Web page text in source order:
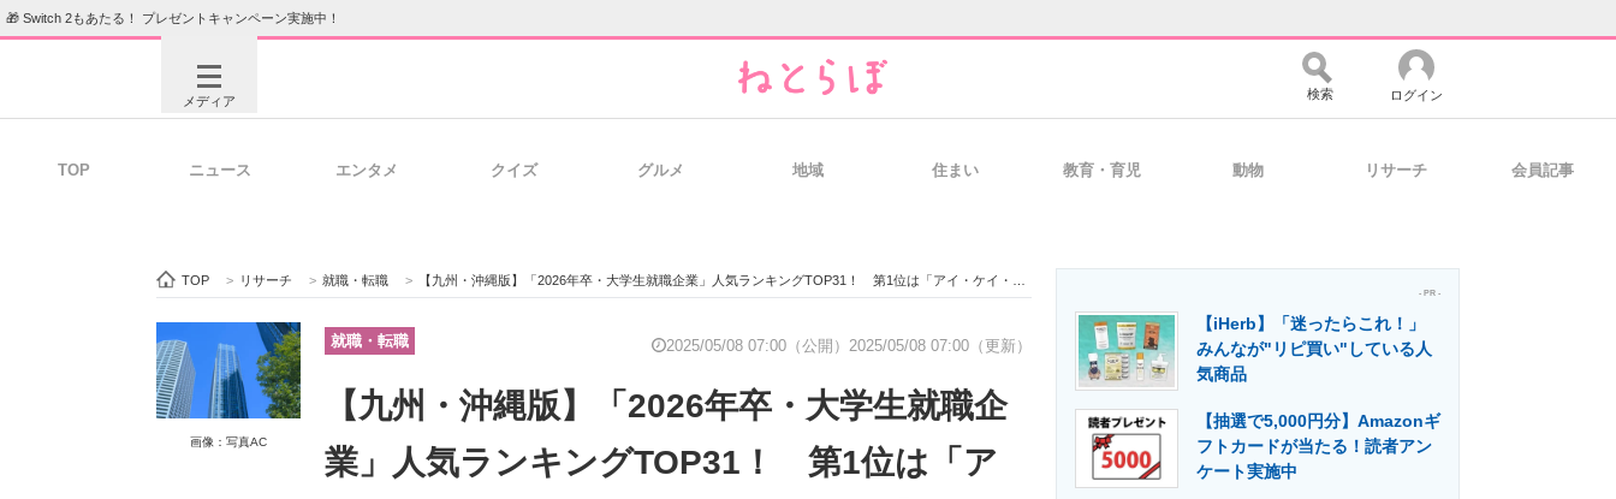
🎁 Switch 2もあたる！ プレゼントキャンペーン実施中！
メディア
ビジネスと働き方のヒント 経営リーダーのコミュニティ マーケ×ITの今がよく分かる
ITエンジニア向け専門サイト 製造業のIT導入・活用を支援
検索 ログイン
TOP ニュース エンタメ クイズ グルメ 地域 住まい 教育・育児 動物 リサーチ 会員記事
TOP > リサーチ > 就職・転職 > 【九州・沖縄版】「2026年卒・大学生就職企業」人気ランキングTOP31！ 第1位は「アイ・ケイ・ケイホールディングス」【2025年最新調査結果】
画像：写真AC
就職・転職 2025/05/08 07:00（公開） 2025/05/08 07:00（更新）
【九州・沖縄版】「2026年卒・大学生就職企
業」人気ランキングTOP31！ 第1位は「ア
- PR -
【iHerb】「迷ったらこれ！」
みんなが"リピ買い"している人
気商品
【抽選で5,000円分】Amazonギ
フトカードが当たる！読者アン
ケート実施中